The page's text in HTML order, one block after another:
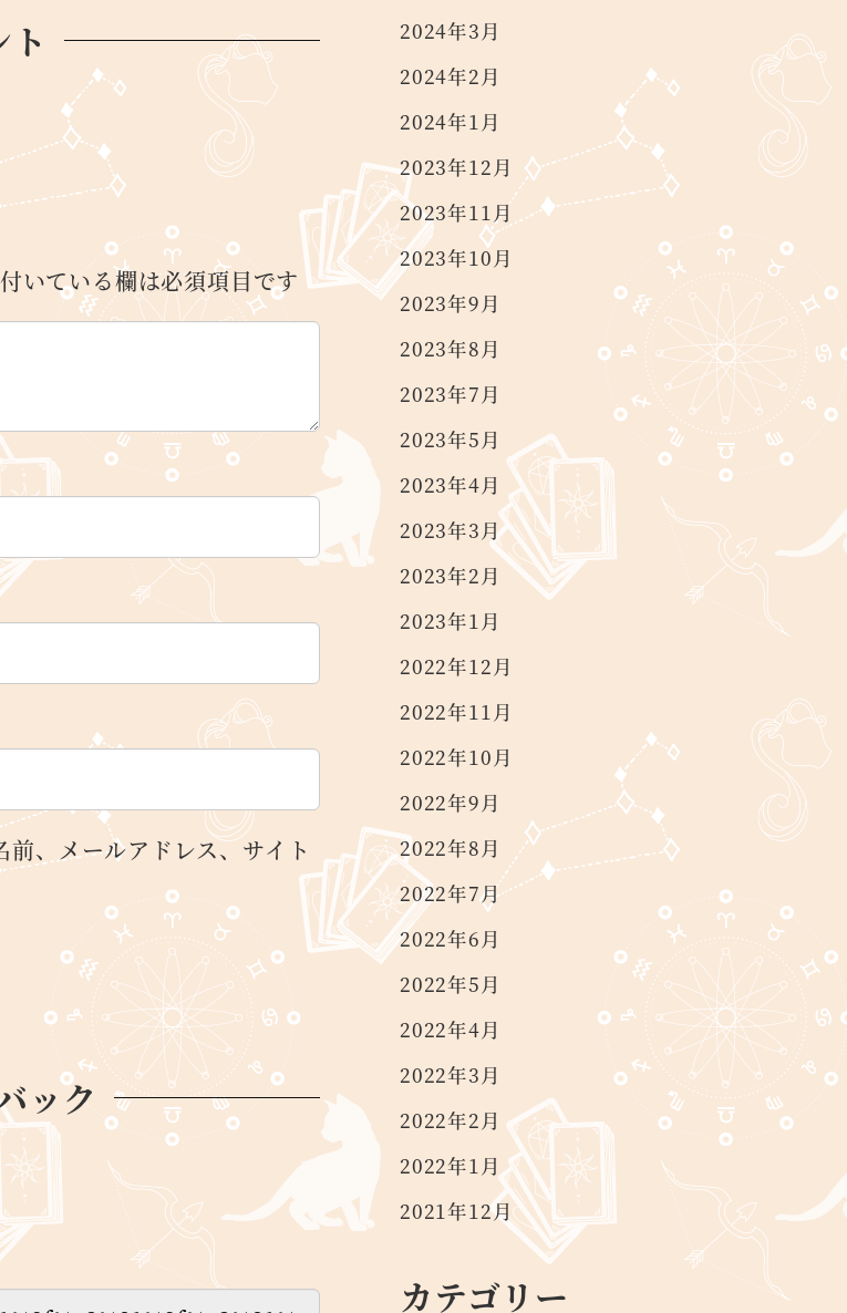
いている欄は必須項目です
、メールアドレス、サイト
ック
2024年3月
2024年2月
2024年1月
2023年12月
2023年11月
2023年10月
2023年9月
2023年8月
2023年7月
2023年5月
2023年4月
2023年3月
2023年2月
2023年1月
2022年12月
2022年11月
2022年10月
2022年9月
2022年8月
2022年7月
2022年6月
2022年5月
2022年4月
2022年3月
2022年2月
2022年1月
2021年12月
カテゴリー